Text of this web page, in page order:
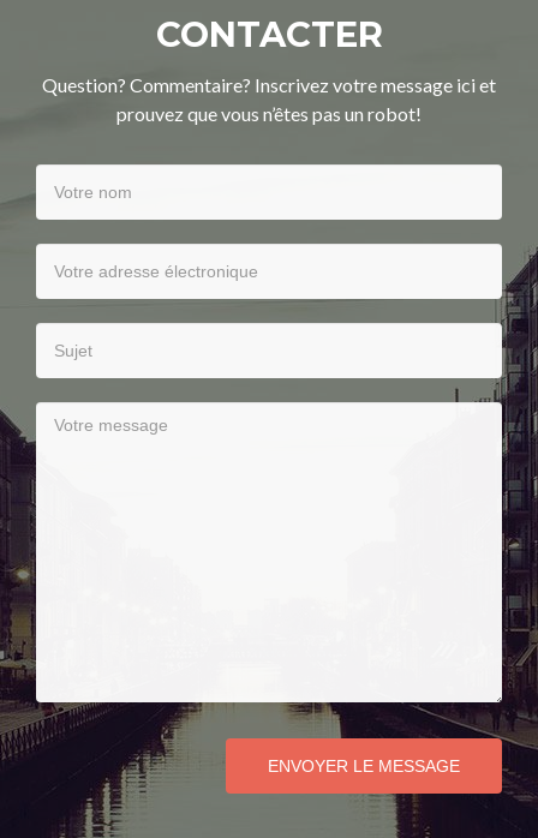
CONTACTER
Question? Commentaire? Inscrivez votre message ici et
prouvez que vous n’êtes pas un robot!
ENVOYER LE MESSAGE